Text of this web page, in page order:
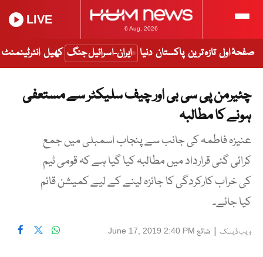
6 Aug, 2026
LIVE
صفحۂ اول تازہ ترین پاکستان دنیا ایران-اسرائیل جنگ کھیل انٹرٹینمنٹ
چئیرمن پی سی بی اور چیف سلیکٹر سے مستعفی
ہونے کا مطالبہ
عنیزہ فاطمہ کی جانب سے پنجاب اسمبلی میں جمع
کرائی گئی قرارداد میں مطالبہ کیا گیا ہے کہ قومی ٹیم
کی خراب کارکردگی کا جائزہ لینے کے لیے کمیشن قائم
کیا جائے۔
ویب ڈیسک | شائع June 17, 2019 2:40 PM